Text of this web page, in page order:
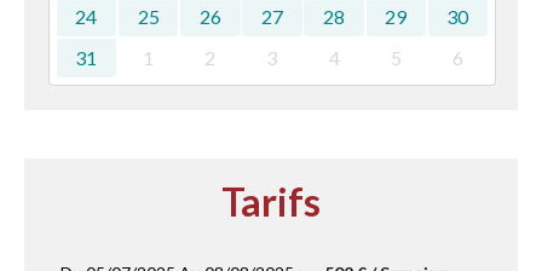
24
25 26 27 28 29
30
31
1 2 3 4 5 6
Tarifs